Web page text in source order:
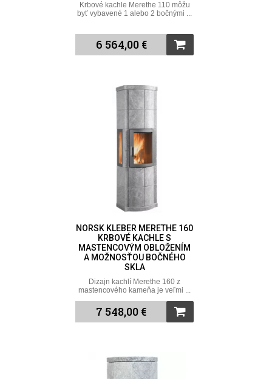
Krbové kachle Merethe 110 môžu
byť vybavené 1 alebo 2 bočnými ...
6 564,00 €
NORSK KLEBER MERETHE 160
KRBOVÉ KACHLE S
MASTENCOVÝM OBLOŽENÍM
A MOŽNOSŤOU BOČNÉHO
SKLA
Dizajn kachlí Merethe 160 z
mastencového kameňa je veľmi ...
7 548,00 €